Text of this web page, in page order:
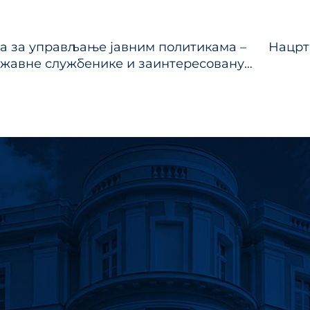
за управљање јавним политикама –
службенике и заинтересовану